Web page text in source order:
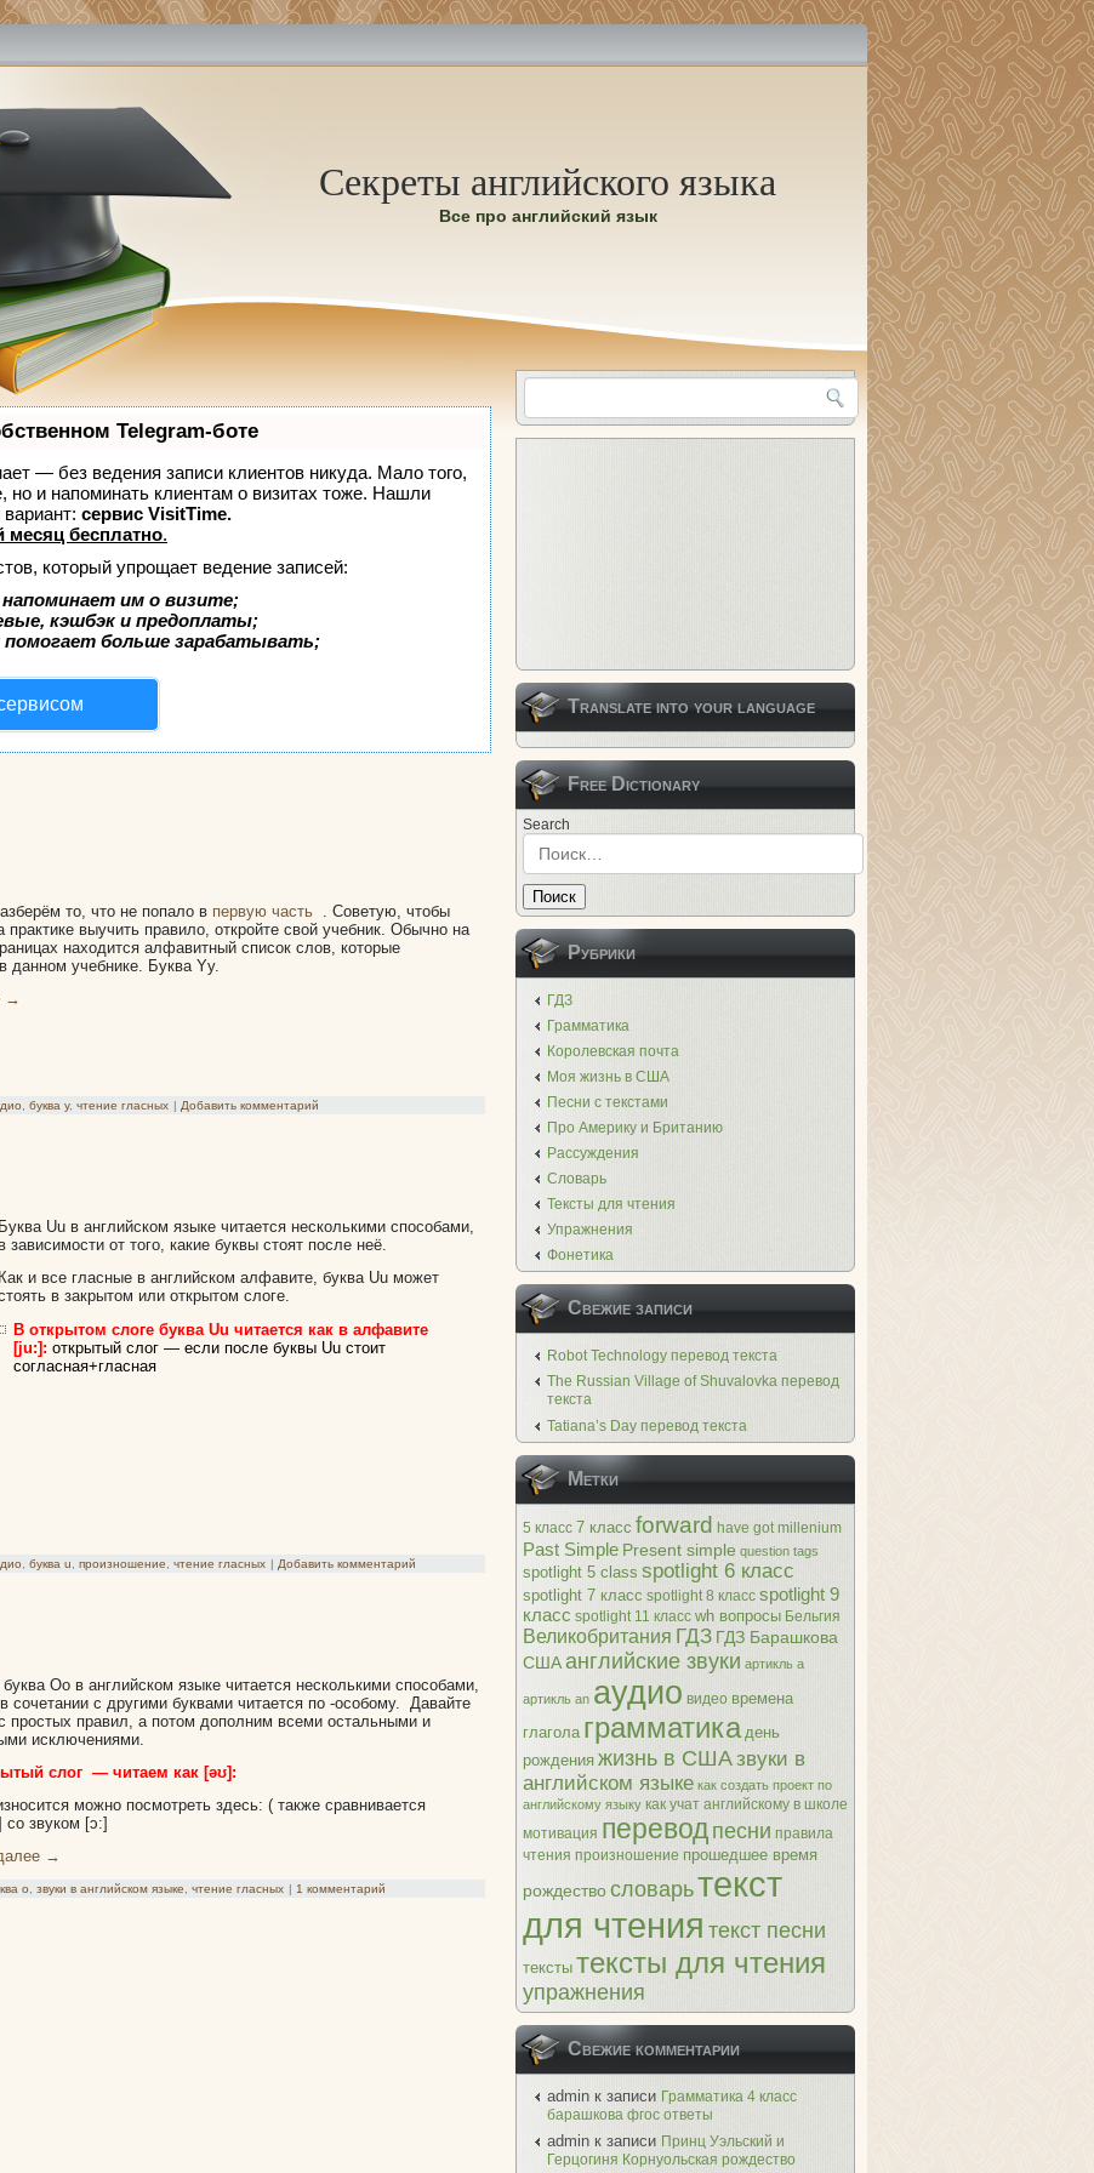
Секреты английского языка
Все про английский язык
Telegram-боте
— без ведения записи клиентов никуда. Мало того,
но и напоминать клиентам о визитах тоже. Нашли
сервис VisitTime.
месяц бесплатно.
который упрощает ведение записей:
им о визите;
кэшбэк и предоплаты;
больше зарабатывать;
то, что не попало в первую часть . Советую, чтобы
практике выучить правило, откройте свой учебник. Обычно на
находится алфавитный список слов, которые
данном учебнике. Буква Yy.
→
буква y, чтение гласных | Добавить комментарий
Буква Uu в английском языке читается несколькими способами,
в зависимости от того, какие буквы стоят после неё.
Как и все гласные в английском алфавите, буква Uu может
в закрытом или открытом слоге.
В открытом слоге буква Uu читается как в алфавите
[ju:]: открытый слог — если после буквы Uu стоит
согласная+гласная
буква u произношение чтение гласных | Добавить комментарий
буква Оо в английском языке читается несколькими способами,
сочетании с другими буквами читается по -особому. Давайте
простых правил, а потом дополним всеми остальными и
исключениями.
слог — читаем как [əʊ]:
можно посмотреть здесь: ( также сравнивается
со звуком [ɔ:]
→
о звуки в английском языке чтение гласных | 1 комментарий
Translate into your language
Free Dictionary
Search
Поиск
Рубрики
ГДЗ
Грамматика
Королевская почта
Моя жизнь в США
Песни с текстами
Про Америку и Британию
Рассуждения
Словарь
Тексты для чтения
Упражнения
Фонетика
Свежие записи
Robot Technology перевод текста
The Russian Village of Shuvalovka перевод
текста
Tatiana’s Day перевод текста
Метки
5 класс 7 класс forward have got millenium
Past Simple Present simple question tags
spotlight 5 class spotlight 6 класс
spotlight 7 класс spotlight 8 класс spotlight 9
класс spotlight 11 класс wh вопросы Бельгия
Великобритания ГДЗ ГДЗ Барашкова
СШАанглийские звуки артикль a
артикль an аудио видео времена
глагола грамматика день
рождения жизнь в СШАзвуки в
английском языке как создать проект по
английскому языку как учат английскому в школе
мотивация переводпесни правила
чтения произношение прошедшее время
рождествословарьтекст
для чтения текст песни
тексты тексты для чтения
упражнения
Свежие комментарии
admin к записи Грамматика 4 класс
барашкова фгос ответы
admin к записи Принц Уэльский и
Герцогиня Корнуольская рождество